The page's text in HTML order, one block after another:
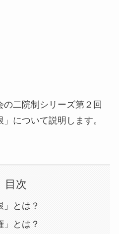
の二院制シリーズ第２回
について説明します。
目次
」とは？
」とは？